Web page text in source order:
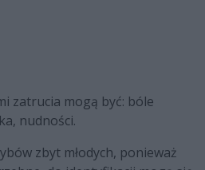
zatrucia mogą być: bóle
nudności.
zbyt młodych, ponieważ